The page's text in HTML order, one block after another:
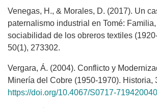
Venegas, H., & Morales, D. (2017). Un
paternalismo industrial en Tomé:
sociabilidad de los obreros textiles
50(1), 273302.
Vergara, Á. (2004). Conflicto y
Minería del Cobre (1950-1970). Historia,
https://doi.org/10.4067/S0717-